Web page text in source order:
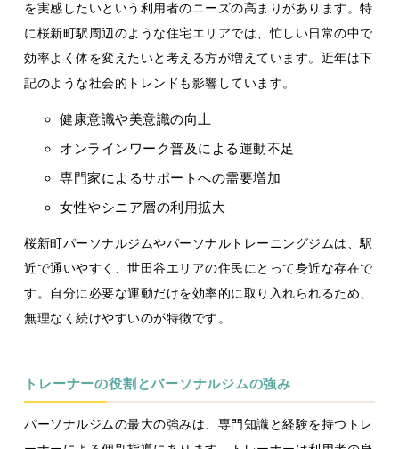
を実感したいという利用者のニーズの高まりがあります。特
に桜新町駅周辺のような住宅エリアでは、忙しい日常の中で
効率よく体を変えたいと考える方が増えています。近年は下
記のような社会的トレンドも影響しています。
健康意識や美意識の向上
オンラインワーク普及による運動不足
専門家によるサポートへの需要増加
女性やシニア層の利用拡大
桜新町パーソナルジムやパーソナルトレーニングジムは、駅
近で通いやすく、世田谷エリアの住民にとって身近な存在で
す。自分に必要な運動だけを効率的に取り入れられるため、
無理なく続けやすいのが特徴です。
トレーナーの役割とパーソナルジムの強み
パーソナルジムの最大の強みは、専門知識と経験を持つトレ